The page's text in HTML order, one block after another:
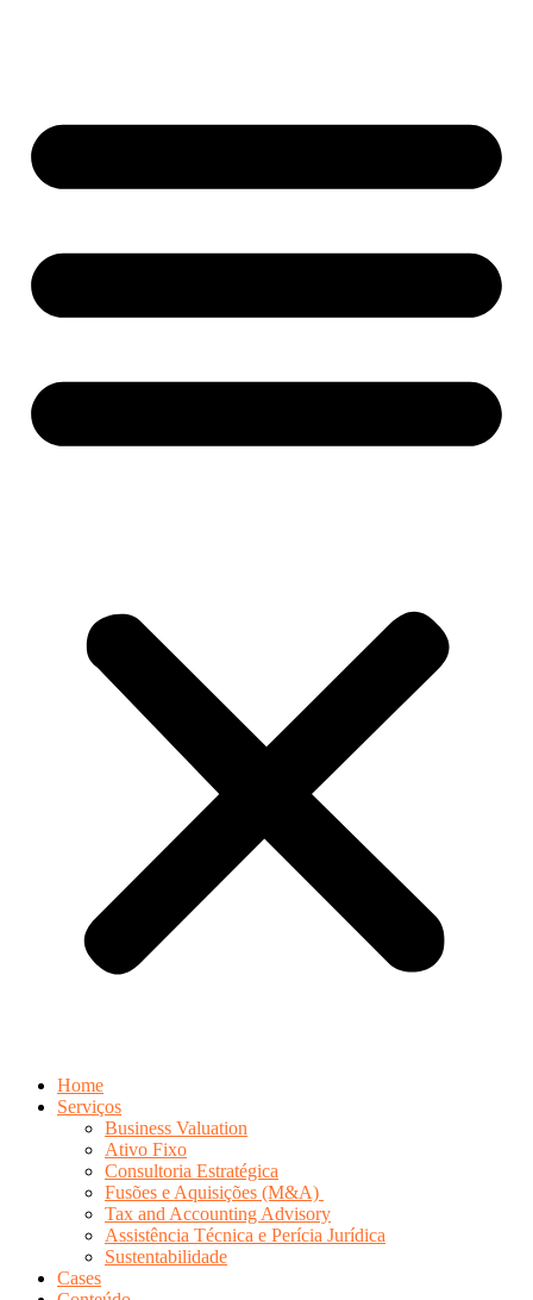
Home
Serviços
Business Valuation
Ativo Fixo
Consultoria Estratégica
Fusões e Aquisições (M&A)
Tax and Accounting Advisory
Assistência Técnica e Perícia Jurídica
Sustentabilidade
Cases